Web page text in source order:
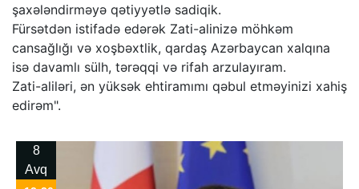
şaxələndirməyə qətiyyətlə sadiqik.
Fürsətdən istifadə edərək Zati-alinizə möhkəm
cansağlığı və xoşbəxtlik, qardaş Azərbaycan xalqına
isə davamlı sülh, tərəqqi və rifah arzulayıram.
Zati-aliləri, ən yüksək ehtiramımı qəbul etməyinizi xahiş
edirəm".
8
Avq